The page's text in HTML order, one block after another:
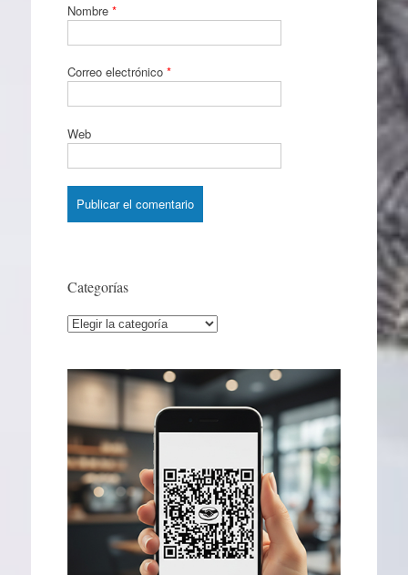
Nombre *
Correo electrónico *
Web
Categorías
Categorías